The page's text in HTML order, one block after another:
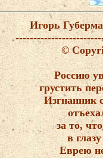
Игорь Губерман. Иерусалимские гарики
---------------------------------------------------------------
© Copyright Igor Guberman
Часть I
Россию увидав на расстоянии,
грустить перестаешь о расставании.
Изгнанник с каторжным клеймом,
отъехал вдаль я одиноко
за то, что нагло был бельмом
в глазу всевидящего ока.
Еврею не резвиться на Руси
и воду не толочь в российской ступе;
тот волос, на котором он висит,
у русского народа - волос в супе.
Забавно, что томит меня и мучает
нехватка в нашей жизни эмигрантской
отравного, зловонного, могучего
дыхания империи гигантской.
Бог лежит больной, окинув глазом
дикие российские дела,
где идея вывихнула разум
и, залившись кровью, умерла.
С утра до тьмы Россия на уме,
а ночью - боль участия и долга;
неважно, что родился я в тюрьме,
а важно, что я жил там очень долго.
Да, порочен дух моей любви,
но не в силах прошлое проклясть я,
есть у рабства прелести свои
и свои восторги сладострастья.
Вожди России свой народ
во имя чети и морали
опять зовут идти вперед,
а где перед, опять соврали.
Когда идет пора
крушения структур,
в любое время
всюду при развязках
у смертного одра
империй и культур
стоят евреи
в траурных повязках.
Ах, как бы нам за наши штуки
платить по счету не пришлось!
Еврей! Как много в этом звуке
для сердца русского слилось!
Устроил с ясным умыслом Всевышний
в нас родственное сходство со скотом:
когда народ безмолствует излишне,
то дух его зловонствует потом.
Люблю российский спор подлунный,
его цитат бенгальский пламень,
его идей узор чугунный,
его судеб могильный камень.
Ранним утром. Душной ночью.
Вдруг в ответ на чей-то взгляд...
Вырвал корни я из почвы,
и они по ней болят.
Прав еврей, что успевает
на любые поезда,
но в России не свивает
долговечного гнезда.
Я хотел бы прожить много лет
и услышать в часы, когда пью,
что в стране, где давно меня нет,
кто-то строчку услышал мою.
Вдовцы Ахматовой и вдовы Мандельштама -
бесчисленны. Душой неколебим,
любой из них был рыцарь, конь и дама,
и каждый был особенно любим.
Мне вновь напомнила мимоза
своей прозрачной желтизной,
что в сердце всажена заноза
российской слякотной весной.
В русском таланте ценю я сноровку
злобу менять на припляс;
в доме повешенных судят веревку
те же, что вешали нас.
В России сейчас от угла до угла
бормочет Россия казенная
про то, что Россию спасти бы могла
Россия, оплошно казненная.
В те трудные дни был открыт
мне силы и света источник,
когда я почувствовал стыд
и выпрямил свой позвоночник.
В любви и смерти находя
неисчерпаемую тему,
я не плевал в портрет вождя,
поскольку клал на всю систему.
Из русских событий пронзительный вывод
взывает к рассудкам носатым:
в еврейской истории русский период
кончается веком двадцатым.
Россия извелась, пока давала
грядущим поколениям людей
урок монументального провала
искусственно внедряемых идей.
Пронизано русское лето
миазмами русской зимы;
в российских ревнителях света
спят гены строителей тьмы.
Россию покидают иудеи,
что очень своевременно и честно,
чтоб собственной закваски прохиндеи
заполнили оставшееся место.
Как бы ни слабели год от года
тьма и духота над отчим домом,
подлинная русская свобода
будет обозначена погромом.
Чтоб русское разрушить государство -
когда вокруг себя ни посмотри -
евреи в целях подлого коварства
Россию окружают изнутри.
Не верю в разум коллективный
с его соборной головой:
в ней правит бал дурак активный
или мерзавец волевой.
Не зря тонули мы в крови,
не зря мы жили так убого,
нет ни отваги, ни любви
у тех, кого лишили Бога.
Весело на русский карнавал
было бы явиться нам сейчас:
те, кто нас душил и убивал,